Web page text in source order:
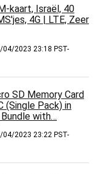
kaart, Israël, 40
4G | LTE, Zeer
2023 23:18 PST-
SD Memory Card
(Single Pack) in
with…
2023 23:22 PST-